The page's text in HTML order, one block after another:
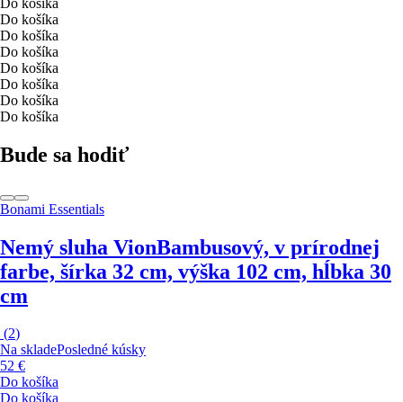
Do košíka
Do košíka
Do košíka
Do košíka
Do košíka
Do košíka
Do košíka
Bude sa hodiť
Bonami Essentials
Nemý sluha VionBambusový, v prírodnej
farbe, šírka 32 cm, výška 102 cm, hĺbka 30
cm
(2)
Na skladePosledné kúsky
52 €
Do košíka
Do košíka